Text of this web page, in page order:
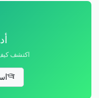
اكتشف كيف